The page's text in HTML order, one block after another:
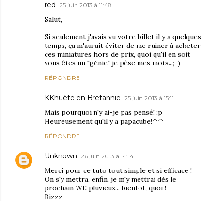
red 25 juin 2013 à 11:48
Salut,
Si seulement j'avais vu votre billet il y a quelques
temps, ça m'aurait éviter de me ruiner à acheter
ces miniatures hors de prix, quoi qu'il en soit
vous êtes un "génie" je pèse mes mots...;-)
RÉPONDRE
KKhuète en Bretannie 25 juin 2013 à 15:11
Mais pourquoi n'y ai-je pas pensé! :p
Heureusement qu'il y a papacube!^^
RÉPONDRE
Unknown 26 juin 2013 à 14:14
Merci pour ce tuto tout simple et si efficace !
On s'y mettra, enfin, je m'y mettrai dès le
prochain WE pluvieux... bientôt, quoi !
Bizzz